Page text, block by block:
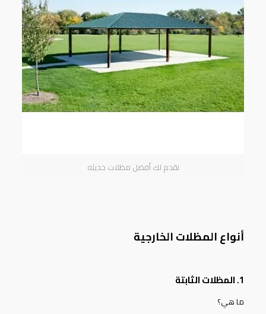
نقدم لك أفضل مظلات حديثه
أنواع المظلات الخارجية
1. المظلات الثابتة
ما هي؟